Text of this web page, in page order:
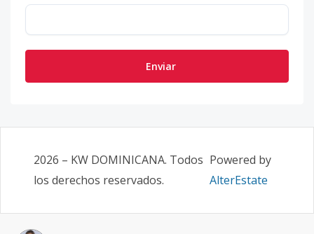
Enviar
2026 – KW DOMINICANA. Todos
los derechos reservados.
Powered by
AlterEstate